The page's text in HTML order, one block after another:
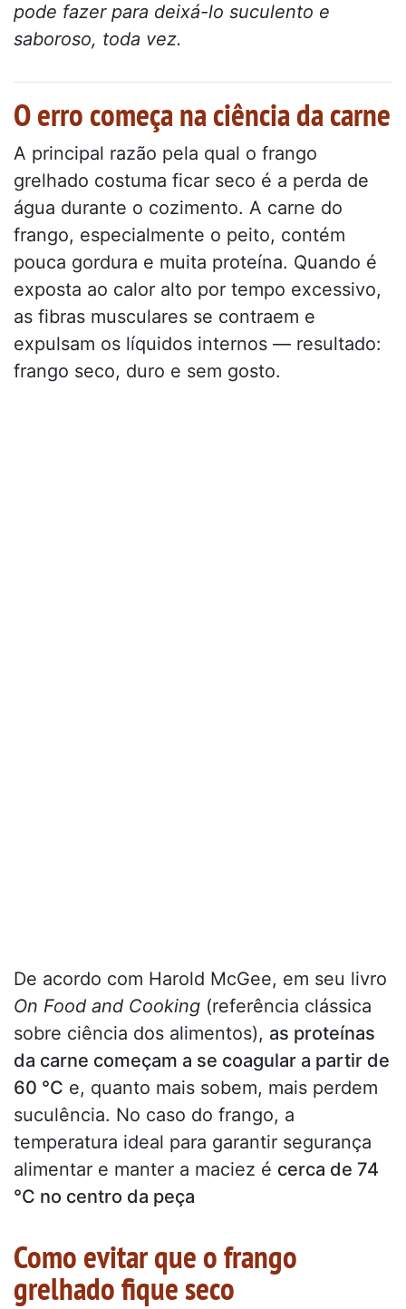
pode fazer para deixá-lo suculento e
saboroso, toda vez.
O erro começa na ciência da carne
A principal razão pela qual o frango
grelhado costuma ficar seco é a perda de
água durante o cozimento. A carne do
frango, especialmente o peito, contém
pouca gordura e muita proteína. Quando é
exposta ao calor alto por tempo excessivo,
as fibras musculares se contraem e
expulsam os líquidos internos — resultado:
frango seco, duro e sem gosto.
De acordo com Harold McGee, em seu livro
On Food and Cooking (referência clássica
sobre ciência dos alimentos), as proteínas
da carne começam a se coagular a partir de
60 °C e, quanto mais sobem, mais perdem
suculência. No caso do frango, a
temperatura ideal para garantir segurança
alimentar e manter a maciez é cerca de 74
°C no centro da peça
Como evitar que o frango
grelhado fique seco